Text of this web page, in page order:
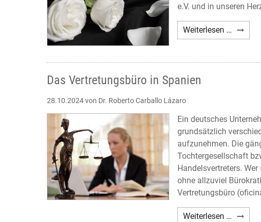
e.V. und in unseren
Weiterlesen … Nachruf
Axel
Holst
Das Vertretungsbüro in Spanien
28.10.2024von Dr. Roberto Carballo Lázaro
Ein deutsches
grundsätzlich
aufzunehmen. Die
Tochtergesellschaft
Handelsvertreters.
ohne allzuviel
Vertretungsbüro
Weiterlesen … Das